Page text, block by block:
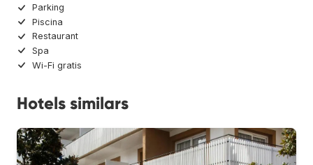
Parking
Piscina
Restaurant
Spa
Wi-Fi gratis
Hotels similars